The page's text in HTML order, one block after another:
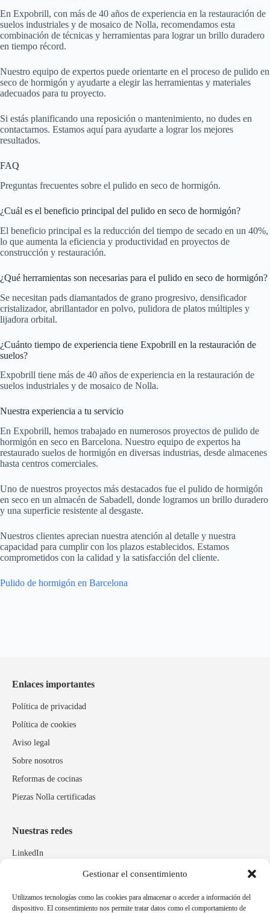
Gestionar el consentimiento
Utilizamos tecnologías como las cookies para almacenar o acceder a información del
dispositivo. El consentimiento nos permite tratar datos como el comportamiento de
En Expobrill, con más de 40 años de experiencia en la restauración de
suelos industriales y de mosaico de Nolla, recomendamos esta
combinación de técnicas y herramientas para lograr un brillo duradero
en tiempo récord.
Nuestro equipo de expertos puede orientarte en el proceso de pulido en
seco de hormigón y ayudarte a elegir las herramientas y materiales
adecuados para tu proyecto.
Si estás planificando una reposición o mantenimiento, no dudes en
contactarnos. Estamos aquí para ayudarte a lograr los mejores
resultados.
FAQ
Preguntas frecuentes sobre el pulido en seco de hormigón.
¿Cuál es el beneficio principal del pulido en seco de hormigón?
El beneficio principal es la reducción del tiempo de secado en un 40%,
lo que aumenta la eficiencia y productividad en proyectos de
construcción y restauración.
¿Qué herramientas son necesarias para el pulido en seco de hormigón?
Se necesitan pads diamantados de grano progresivo, densificador
cristalizador, abrillantador en polvo, pulidora de platos múltiples y
lijadora orbital.
¿Cuánto tiempo de experiencia tiene Expobrill en la restauración de
suelos?
Expobrill tiene más de 40 años de experiencia en la restauración de
suelos industriales y de mosaico de Nolla.
Nuestra experiencia a tu servicio
En Expobrill, hemos trabajado en numerosos proyectos de pulido de
hormigón en seco en Barcelona. Nuestro equipo de expertos ha
restaurado suelos de hormigón en diversas industrias, desde almacenes
hasta centros comerciales.
Uno de nuestros proyectos más destacados fue el pulido de hormigón
en seco en un almacén de Sabadell, donde logramos un brillo duradero
y una superficie resistente al desgaste.
Nuestros clientes aprecian nuestra atención al detalle y nuestra
capacidad para cumplir con los plazos establecidos. Estamos
comprometidos con la calidad y la satisfacción del cliente.
Pulido de hormigón en Barcelona
Enlaces importantes
Política de privacidad
Política de cookies
Aviso legal
Sobre nosotros
Reformas de cocinas
Piezas Nolla certificadas
Nuestras redes
LinkedIn